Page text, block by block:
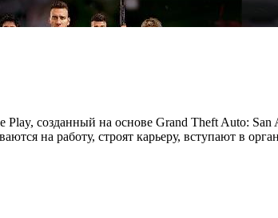
Play, созданный на основе Grand Theft Auto:
на работу, строят карьеру, вступают в